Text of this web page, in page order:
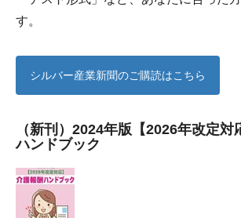
す。
シルバー産業新聞のご購読はこちら
（新刊）2024年版【2026年改定対
ハンドブック